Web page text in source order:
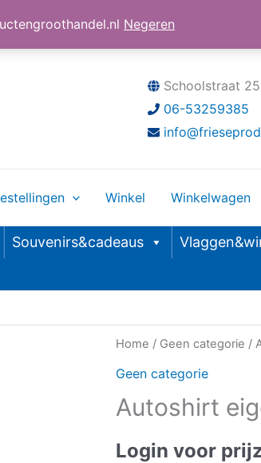
Negeren
Schoolstraat
06-53259385
Winkel Winkelwagen
Souvenirs&cadeaus
Home / Geen categorie /
Geen categorie
Autoshirt
Login voor